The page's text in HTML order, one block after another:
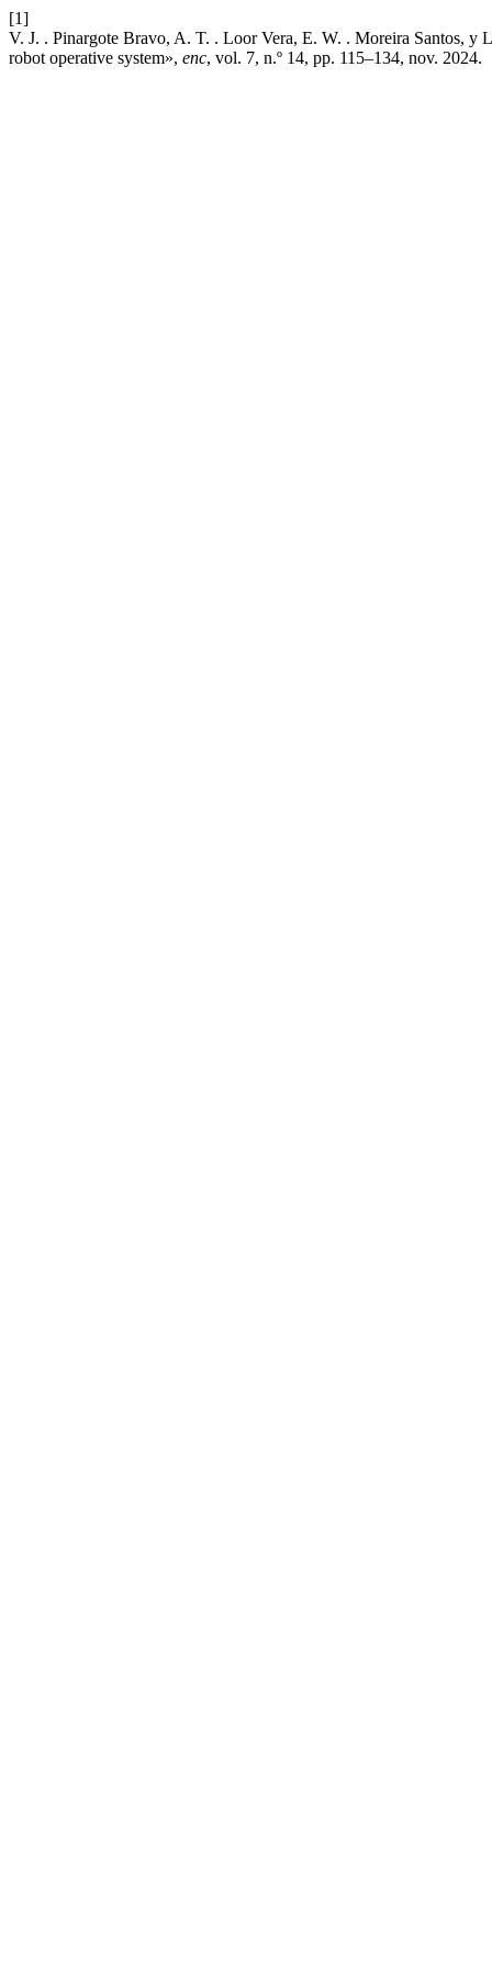
[1]
V. J. . Pinargote Bravo, A. T. . Loor Vera, E. W. . Moreira Santos,
robot operative system», enc, vol. 7, n.º 14, pp. 115–134, nov. 2024.